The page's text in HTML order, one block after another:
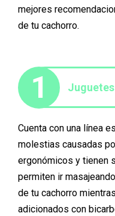
mejores
de tu cachorro.
1
Cuenta con una línea
molestias causadas
ergonómicos y tienen
permiten ir
de tu cachorro
adicionados con